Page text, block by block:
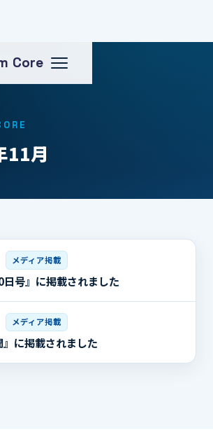
Core
11月
メディア掲載
日号』に掲載されました
メディア掲載
』に掲載されました